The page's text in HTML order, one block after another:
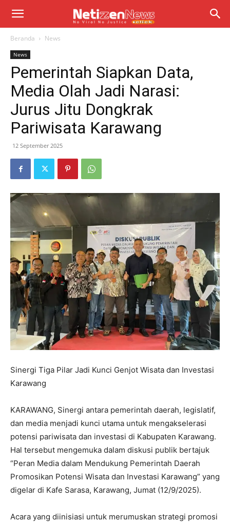
Beranda News
News
Pemerintah Siapkan Data,
Media Olah Jadi Narasi:
Jurus Jitu Dongkrak
Pariwisata Karawang
12 September 2025
Sinergi Tiga Pilar Jadi Kunci Genjot Wisata dan Investasi
Karawang
​KARAWANG, Sinergi antara pemerintah daerah, legislatif,
dan media menjadi kunci utama untuk mengakselerasi
potensi pariwisata dan investasi di Kabupaten Karawang.
Hal tersebut mengemuka dalam diskusi publik bertajuk
“Peran Media dalam Mendukung Pemerintah Daerah
Promosikan Potensi Wisata dan Investasi Karawang” yang
digelar di Kafe Sarasa, Karawang, Jumat (12/9/2025).
​Acara yang diinisiasi untuk merumuskan strategi promosi